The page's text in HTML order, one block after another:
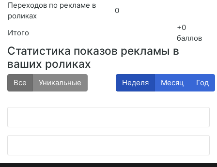
Итого
+0
баллов
Переходов по рекламе в
роликах
0
Статистика показов рекламы в
ваших роликах
Все Уникальные Неделя Месяц Год